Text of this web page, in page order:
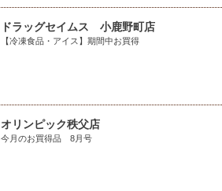
ドラッグセイムス 小鹿野町店
【冷凍食品・アイス】期間中お買得
オリンピック秩父店
今月のお買得品 8月号